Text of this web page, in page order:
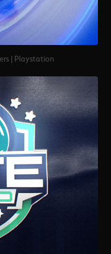
| Playstation